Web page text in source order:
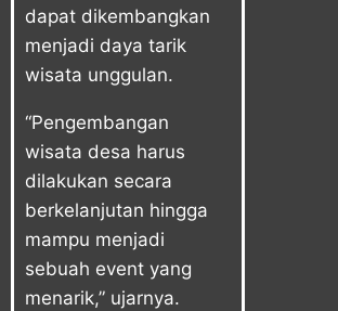
dapat dikembangkan
menjadi daya tarik
wisata unggulan.
“Pengembangan
wisata desa harus
dilakukan secara
berkelanjutan hingga
mampu menjadi
sebuah event yang
menarik,” ujarnya.